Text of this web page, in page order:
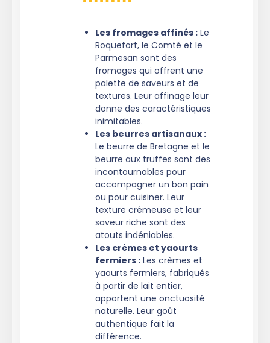
Les fromages affinés : Le
Roquefort, le Comté et le
Parmesan sont des
fromages qui offrent une
palette de saveurs et de
textures. Leur affinage leur
donne des caractéristiques
inimitables.
Les beurres artisanaux :
Le beurre de Bretagne et le
beurre aux truffes sont des
incontournables pour
accompagner un bon pain
ou pour cuisiner. Leur
texture crémeuse et leur
saveur riche sont des
atouts indéniables.
Les crèmes et yaourts
fermiers : Les crèmes et
yaourts fermiers, fabriqués
à partir de lait entier,
apportent une onctuosité
naturelle. Leur goût
authentique fait la
différence.